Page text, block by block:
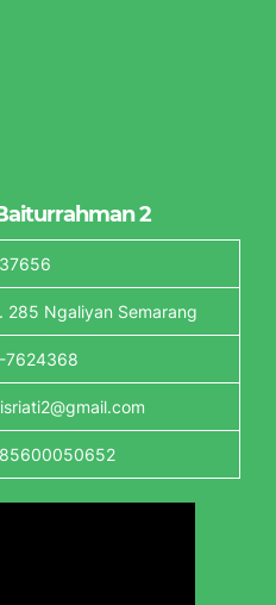
2
285 Ngaliyan Semarang
7624368